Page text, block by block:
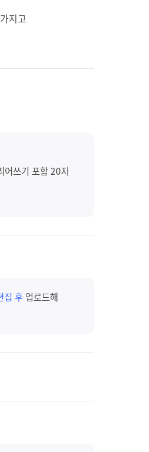
지고
어쓰기 포함 20자
집 후 업로드해